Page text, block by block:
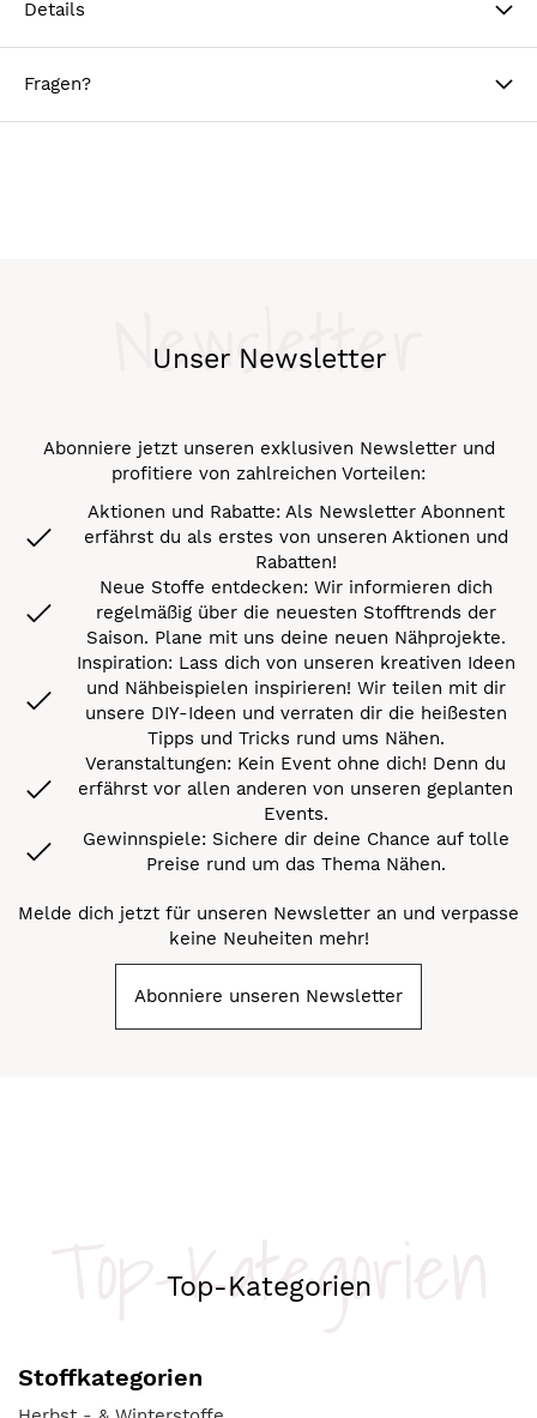
Details
Fragen?
Unser Newsletter
Newsletter
Abonniere jetzt unseren exklusiven Newsletter und
profitiere von zahlreichen Vorteilen:
Aktionen und Rabatte: Als Newsletter Abonnent
erfährst du als erstes von unseren Aktionen und
Rabatten!
Neue Stoffe entdecken: Wir informieren dich
regelmäßig über die neuesten Stofftrends der
Saison. Plane mit uns deine neuen Nähprojekte.
Inspiration: Lass dich von unseren kreativen Ideen
und Nähbeispielen inspirieren! Wir teilen mit dir
unsere DIY-Ideen und verraten dir die heißesten
Tipps und Tricks rund ums Nähen.
Veranstaltungen: Kein Event ohne dich! Denn du
erfährst vor allen anderen von unseren geplanten
Events.
Gewinnspiele: Sichere dir deine Chance auf tolle
Preise rund um das Thema Nähen.
Melde dich jetzt für unseren Newsletter an und verpasse
keine Neuheiten mehr!
Abonniere unseren Newsletter
Top-Kategorien
Top-Kategorien
Stoffkategorien